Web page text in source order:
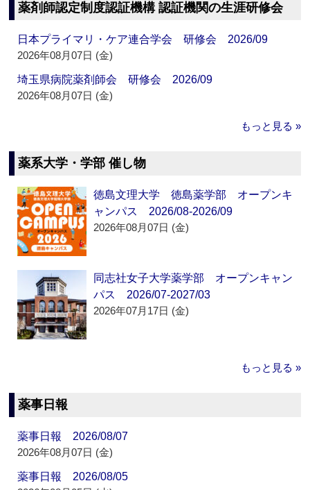
薬剤師認定制度認証機構 認証機関の生涯研修会
日本プライマリ・ケア連合学会 研修会 2026/09
2026年08月07日 (金)
埼玉県病院薬剤師会 研修会 2026/09
2026年08月07日 (金)
もっと見る »
薬系大学・学部 催し物
徳島文理大学 徳島薬学部 オープンキ
ャンパス 2026/08-2026/09
2026年08月07日 (金)
同志社女子大学薬学部 オープンキャン
パス 2026/07-2027/03
2026年07月17日 (金)
もっと見る »
薬事日報
薬事日報 2026/08/07
2026年08月07日 (金)
薬事日報 2026/08/05